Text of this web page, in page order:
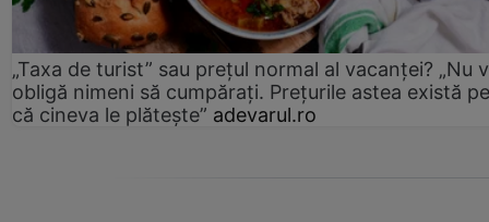
„Taxa de turist” sau prețul normal al vacanței? „Nu
obligă nimeni să cumpărați. Prețurile astea există
că cineva le plătește” adevarul.ro